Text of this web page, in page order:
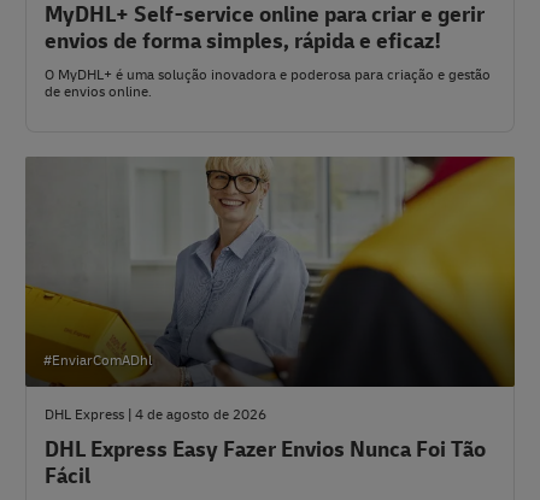
MyDHL+ Self-service online para criar e gerir
envios de forma simples, rápida e eficaz!
O MyDHL+ é uma solução inovadora e poderosa para criação e gestão
de envios online.
#EnviarComADhl
DHL Express | 4 de agosto de 2026
DHL Express Easy Fazer Envios Nunca Foi Tão
Fácil